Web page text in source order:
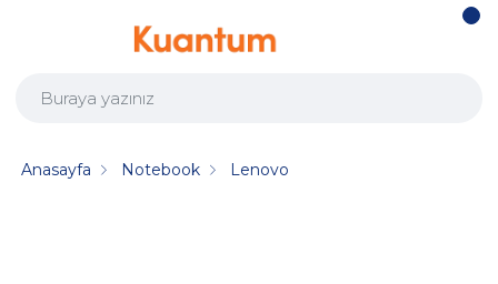
Anasayfa Notebook Lenovo